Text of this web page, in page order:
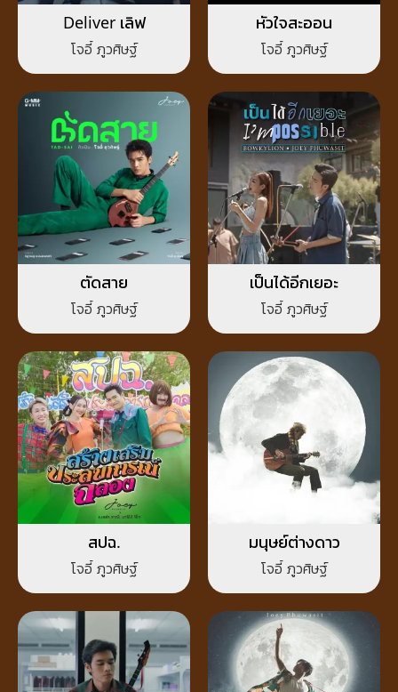
Deliver เลิฟ
โจอี้ ภูวศิษฐ์
หัวใจสะออน
โจอี้ ภูวศิษฐ์
ตัดสาย
โจอี้ ภูวศิษฐ์
เป็นได้อีกเยอะ
โจอี้ ภูวศิษฐ์
สปฉ.
โจอี้ ภูวศิษฐ์
มนุษย์ต่างดาว
โจอี้ ภูวศิษฐ์